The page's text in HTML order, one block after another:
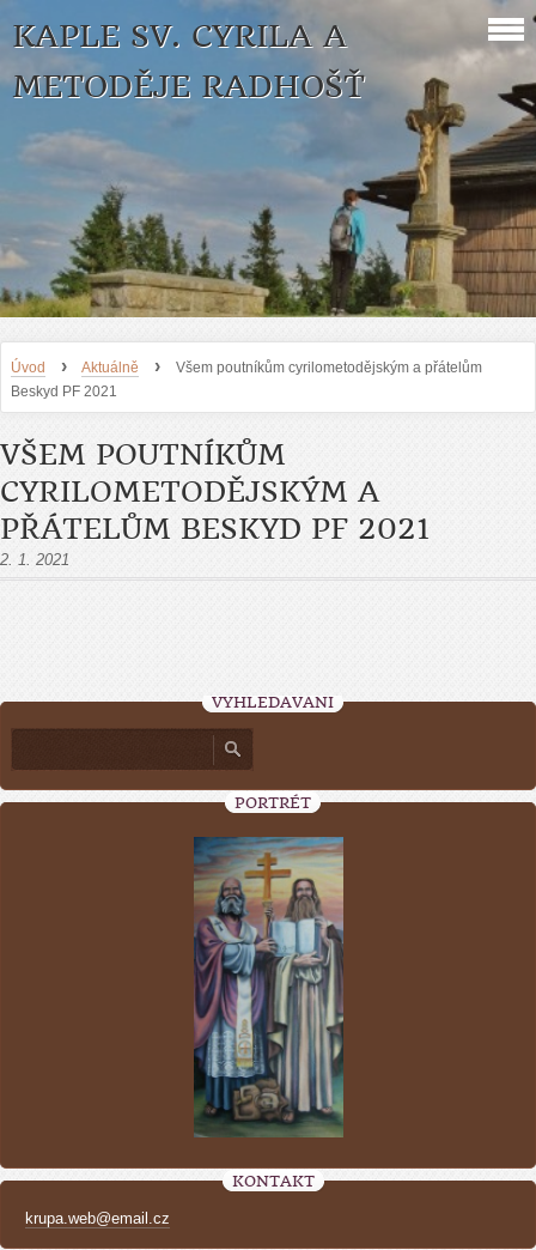
KAPLE SV. CYRILA A
METODĚJE RADHOŠŤ
Úvod › Aktuálně ›
Všem poutníkům cyrilometodějským a přátelům
Beskyd PF 2021
VŠEM POUTNÍKŮM
CYRILOMETODĚJSKÝM A
PŘÁTELŮM BESKYD PF 2021
2. 1. 2021
VYHLEDÁVÁNÍ
PORTRÉT
KONTAKT
krupa.web@email.cz